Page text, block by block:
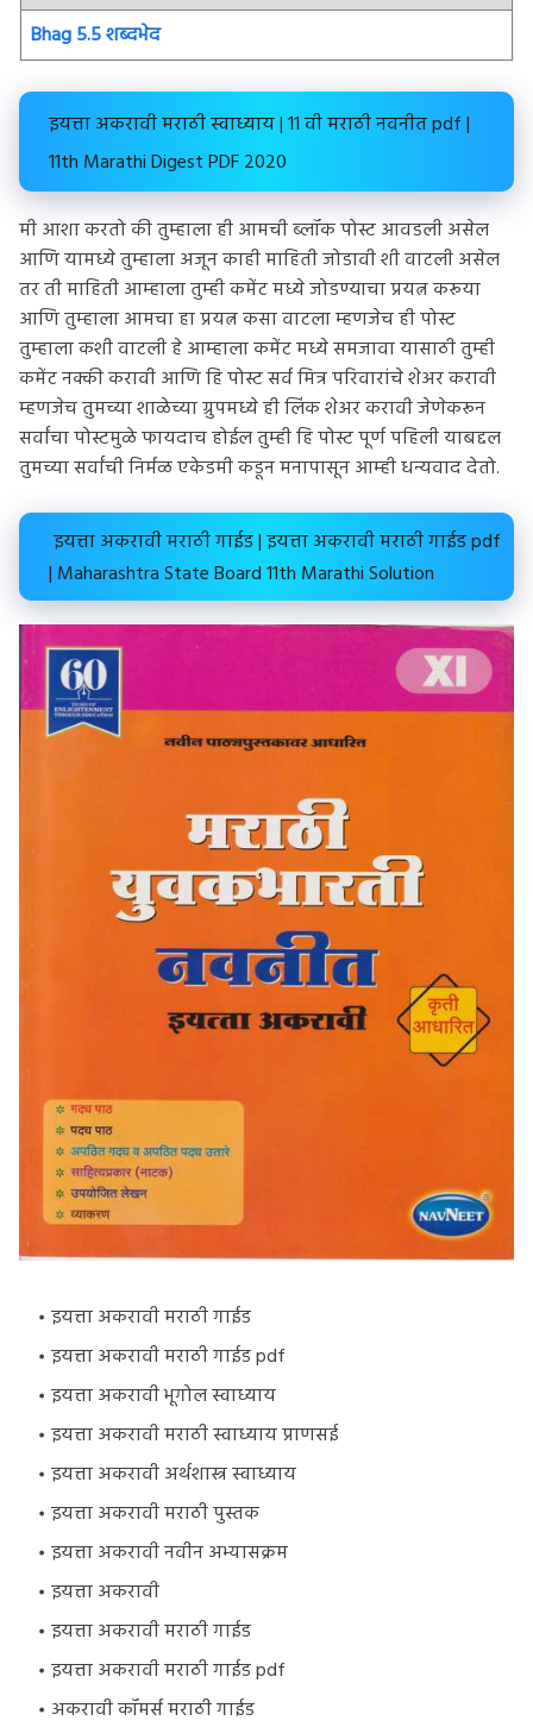
Bhag 5.5 शब्दभेद
इयत्ता अकरावी मराठी स्वाध्याय | 11 वी मराठी नवनीत pdf |
11th Marathi Digest PDF 2020
मी आशा करतो की तुम्हाला ही आमची ब्लॉक पोस्ट आवडली असेल
आणि यामध्ये तुम्हाला अजून काही माहिती जोडावी शी वाटली असेल
तर ती माहिती आम्हाला तुम्ही कमेंट मध्ये जोडण्याचा प्रयत्न करूया
आणि तुम्हाला आमचा हा प्रयत्न कसा वाटला म्हणजेच ही पोस्ट
तुम्हाला कशी वाटली हे आम्हाला कमेंट मध्ये समजावा यासाठी तुम्ही
कमेंट नक्की करावी आणि हि पोस्ट सर्व मित्र परिवारांचे शेअर करावी
म्हणजेच तुमच्या शाळेच्या ग्रुपमध्ये ही लिंक शेअर करावी जेणेकरून
सर्वांचा पोस्टमुळे फायदाच होईल तुम्ही हि पोस्ट पूर्ण पहिली याबद्दल
तुमच्या सर्वांची निर्मळ एकेडमी कडून मनापासून आम्ही धन्यवाद देतो.
इयत्ता अकरावी मराठी गाईड | इयत्ता अकरावी मराठी गाईड pdf
| Maharashtra State Board 11th Marathi Solution
इयत्ता अकरावी मराठी गाईड
इयत्ता अकरावी मराठी गाईड pdf
इयत्ता अकरावी भूगोल स्वाध्याय
इयत्ता अकरावी मराठी स्वाध्याय प्राणसई
इयत्ता अकरावी अर्थशास्त्र स्वाध्याय
इयत्ता अकरावी मराठी पुस्तक
इयत्ता अकरावी नवीन अभ्यासक्रम
इयत्ता अकरावी
इयत्ता अकरावी मराठी गाईड
इयत्ता अकरावी मराठी गाईड pdf
अकरावी कॉमर्स मराठी गाईड